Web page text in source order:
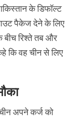
के डिफॉल्‍ट
पैकेज देने के लिए
बीच रिश्‍ते तब और
कि वह चीन से लिए
अपने कर्ज को